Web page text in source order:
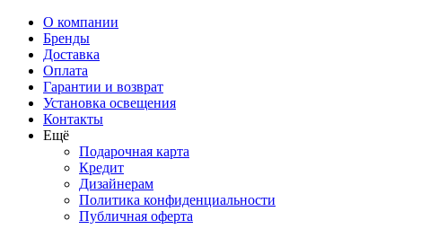
О компании
Бренды
Доставка
Оплата
Гарантии и возврат
Установка освещения
Контакты
Ещё
Подарочная карта
Кредит
Дизайнерам
Политика конфиденциальности
Публичная оферта